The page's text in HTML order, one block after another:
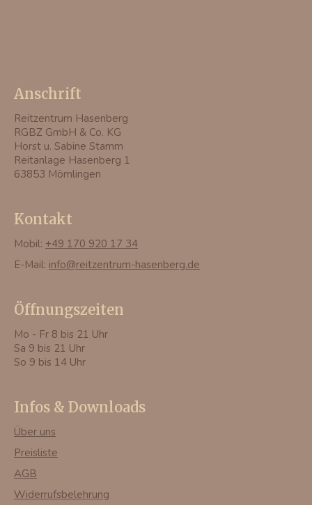
Anschrift
Reitzentrum Hasenberg
RGBZ GmbH & Co. KG
Horst u. Sabine Stamm
Reitanlage Hasenberg 1
63853 Mömlingen
Kontakt
Mobil: +49 170 920 17 34
E-Mail: info@reitzentrum-hasenberg.de
Öffnungszeiten
Mo - Fr 8 bis 21 Uhr
Sa 9 bis 21 Uhr
So 9 bis 14 Uhr
Infos & Downloads
Über uns
Preisliste
AGB
Widerrufsbelehrung